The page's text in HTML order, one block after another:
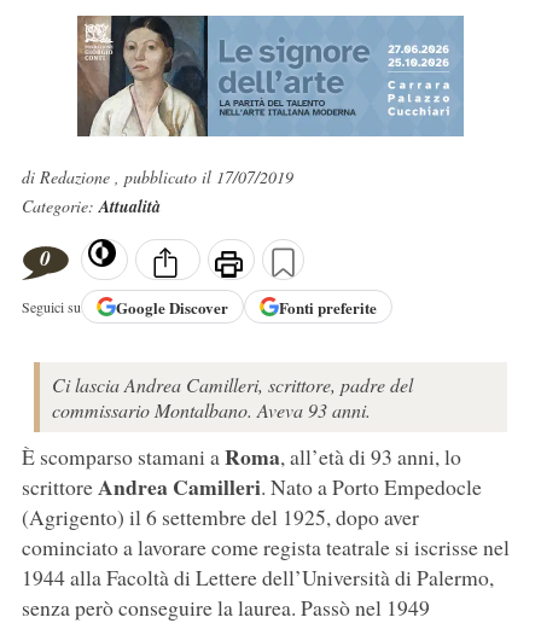
di Redazione , pubblicato il 17/07/2019
Categorie:Attualità
0
Seguici su GoogleDiscover Fonti preferite
Ci lascia Andrea Camilleri, scrittore, padre del
commissario Montalbano. Aveva 93 anni.
È scomparso stamani aRoma, all’età di 93 anni, lo
scrittoreAndrea Camilleri. Nato a Porto Empedocle
(Agrigento) il 6 settembre del 1925, dopo aver
cominciato a lavorare come regista teatrale si iscrisse nel
1944 alla Facoltà di Lettere dell’Università di Palermo,
senza però conseguire la laurea. Passò nel 1949